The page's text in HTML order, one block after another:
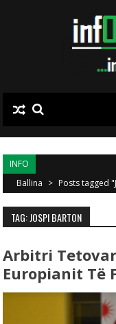
INFO
Ballina > Posts tagged
TAG: JOSPI BARTON
Arbitri
Europianit Të